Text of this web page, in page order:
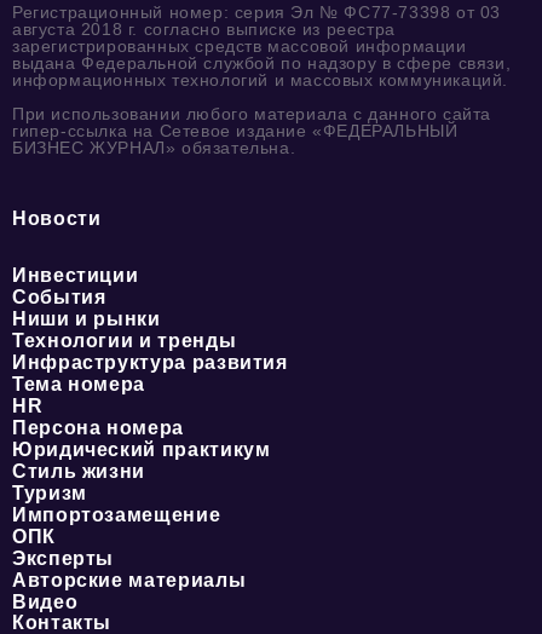
Регистрационный номер: серия Эл № ФС77-73398 от 03
августа 2018 г. согласно выписке из реестра
зарегистрированных средств массовой информации
выдана Федеральной службой по надзору в сфере связи,
информационных технологий и массовых коммуникаций.
При использовании любого материала с данного сайта
гипер-ссылка на Сетевое издание «ФЕДЕРАЛЬНЫЙ
БИЗНЕС ЖУРНАЛ» обязательна.
Новости
Инвестиции
События
Ниши и рынки
Технологии и тренды
Инфраструктура развития
Тема номера
HR
Персона номера
Юридический практикум
Стиль жизни
Туризм
Импортозамещение
ОПК
Эксперты
Авторские материалы
Видео
Контакты